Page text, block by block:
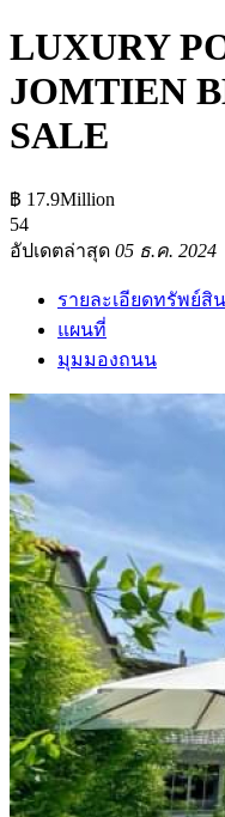
LUXURY
JOMTIEN
SALE
฿ 17.9Million
54
อัปเดตล่าสุด 05 ธ.ค. 2024
รายละเอียดทรัพย์สิน
แผนที่
มุมมองถนน